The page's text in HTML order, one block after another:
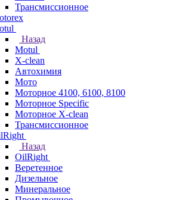
Трансмиссионное
Назад
Motul
X-clean
Автохимия
Мото
Моторное 4100, 6100, 8100
Моторное Specific
Моторное X-clean
Трансмиссионное
Назад
OilRight
Веретенное
Дизельное
Минеральное